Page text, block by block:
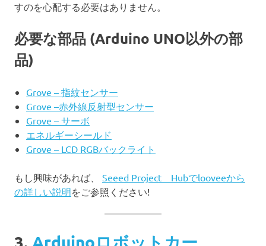
すのを心配する必要はありません。
必要な部品 (Arduino UNO以外の部
品)
Grove – 指紋センサー
Grove –赤外線反射型センサー
Grove – サーボ
エネルギーシールド
Grove – LCD RGBバックライト
もし興味があれば、 Seeed Project Hubでlooveeから
の詳しい説明をご参照ください!
3. Arduinoロボットカー